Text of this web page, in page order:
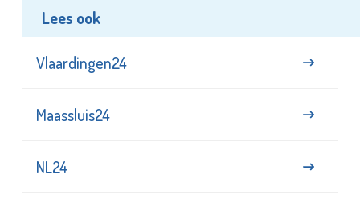
Lees ook
Vlaardingen24
Maassluis24
NL24